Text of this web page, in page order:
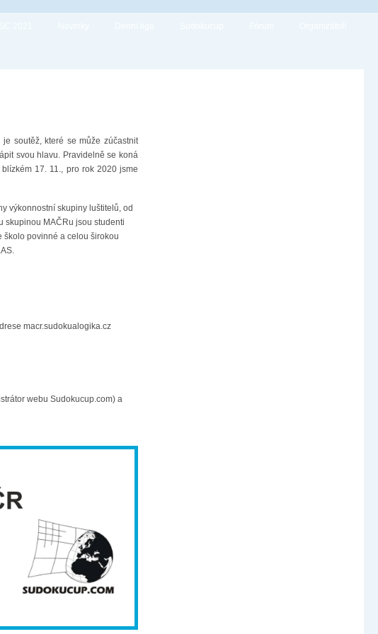
soutěž, které se může zúčastnit
svou hlavu. Pravidelně se koná
17. 11., pro rok 2020 jsme
výkonnostní skupiny luštitelů, od
skupinou MAČRu jsou studenti
školo povinné a celou širokou
macr.sudokualogika.cz
webu Sudokucup.com) a